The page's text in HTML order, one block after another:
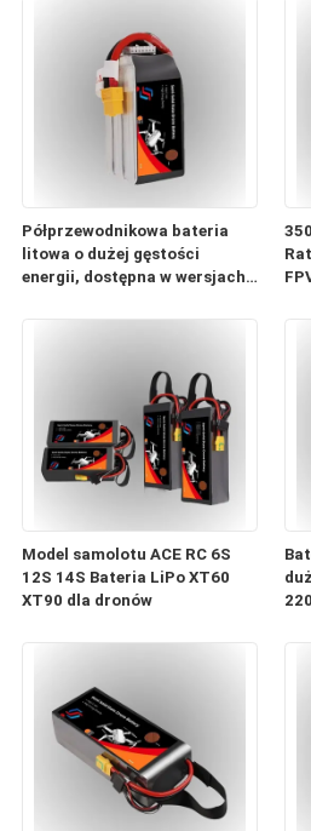
Półprzewodnikowa bateria
litowa o dużej gęstości
energii, dostępna w wersjach
27000 mAh, 30000 mAh w
Model samolotu ACE RC 6S
12S 14S Bateria LiPo XT60
XT90 dla dronów